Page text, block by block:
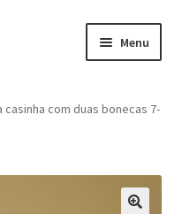
Menu
casinha com duas bonecas 7-